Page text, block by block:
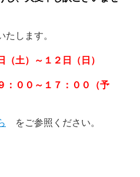
たします。
土）～１２日（日）
：００～１７：００（予
をご参照ください。